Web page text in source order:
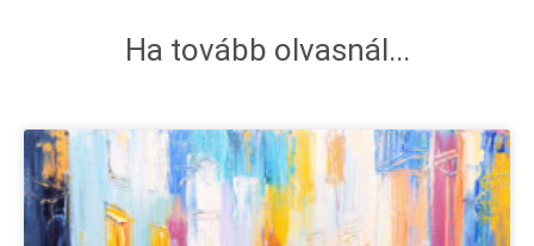
Ha tovább olvasnál...